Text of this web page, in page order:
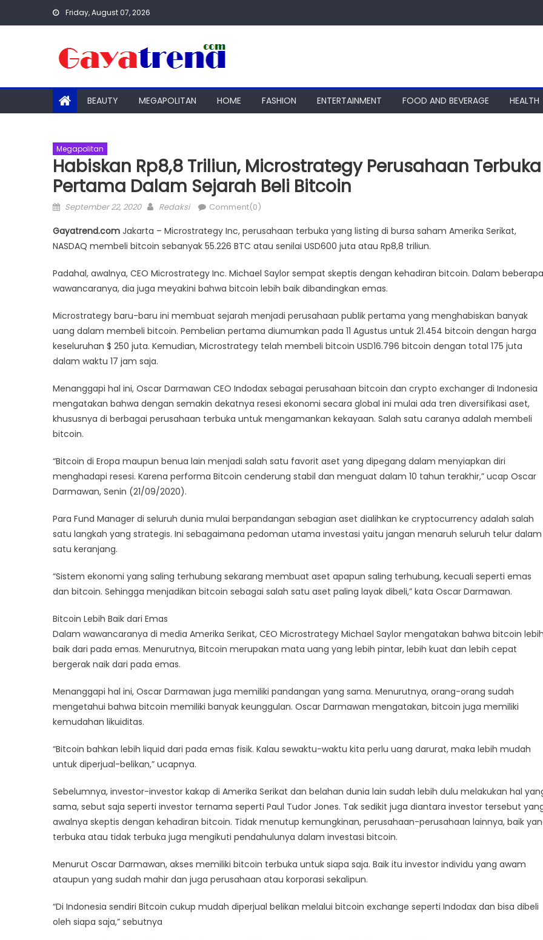
Friday, August 07, 2026
BEAUTY MEGAPOLITAN HOME FASHION ENTERTAINMENT FOOD AND BEVERAGE HEALTH
Megapolitan
Habiskan Rp8,8 Triliun, Microstrategy Perusahaan Terbuka
Pertama Dalam Sejarah Beli Bitcoin
Posted
September 22, 2020 Author
Redaksi Comment(0)
Gayatrend.com Jakarta – Microstrategy Inc, perusahaan terbuka yang listing di bursa saham Amerika Serikat,
NASDAQ membeli bitcoin sebanyak 55.226 BTC atau senilai USD600 juta atau Rp8,8 triliun.
Padahal, awalnya, CEO Microstrategy Inc. Michael Saylor sempat skeptis dengan kehadiran bitcoin. Dalam beberapa
wawancaranya, dia juga meyakini bahwa bitcoin lebih baik dibandingkan emas.
Microstrategy baru-baru ini membuat sejarah menjadi perusahaan publik pertama yang menghabiskan banyak
uang dalam membeli bitcoin. Pembelian pertama diumumkan pada 11 Agustus untuk 21.454 bitcoin dengan harga
keseluruhan $ 250 juta. Kemudian, Microstrategy telah membeli bitcoin USD16.796 bitcoin dengan total 175 juta
dalam waktu 17 jam saja.
Menanggapi hal ini, Oscar Darmawan CEO Indodax sebagai perusahaan bitcoin dan crypto exchanger di Indonesia
mengatakan bahwa dengan semakin dekatnya resesi ekonomi secara global ini mulai ada tren diversifikasi aset,
khususnya di berbagai perusahaan terbuka untuk mengamankan kekayaan. Salah satu caranya adalah membeli
bitcoin.
“Bitcoin di Eropa maupun benua lain menjadi salah satu favorit aset yang dipegang dalam menyiapkan diri
menghadapi resesi. Karena performa Bitcoin cenderung stabil dan menguat dalam 10 tahun terakhir,” ucap Oscar
Darmawan, Senin (21/09/2020).
Para Fund Manager di seluruh dunia mulai berpandangan sebagian aset dialihkan ke cryptocurrency adalah salah
satu langkah yang strategis. Ini sebagaimana pedoman utama investasi yaitu jangan menaruh seluruh telur dalam
satu keranjang.
“Sistem ekonomi yang saling terhubung sekarang membuat aset apapun saling terhubung, kecuali seperti emas
dan bitcoin. Sehingga menjadikan bitcoin sebagai salah satu aset paling layak dibeli,” kata Oscar Darmawan.
Bitcoin Lebih Baik dari Emas
Dalam wawancaranya di media Amerika Serikat, CEO Microstrategy Michael Saylor mengatakan bahwa bitcoin
baik dari pada emas. Menurutnya, Bitcoin merupakan mata uang yang lebih pintar, lebih kuat dan lebih cepat
bergerak naik dari pada emas.
Menanggapi hal ini, Oscar Darmawan juga memiliki pandangan yang sama. Menurutnya, orang-orang sudah
mengetahui bahwa bitcoin memiliki banyak keunggulan. Oscar Darmawan mengatakan, bitcoin juga memiliki
kemudahan likuiditas.
“Bitcoin bahkan lebih liquid dari pada emas fisik. Kalau sewaktu-waktu kita perlu uang darurat, maka lebih mudah
untuk diperjual-belikan,” ucapnya.
Sebelumnya, investor-investor kakap di Amerika Serikat dan belahan dunia lain sudah lebih dulu melakukan hal
sama, sebut saja seperti investor ternama seperti Paul Tudor Jones. Tak sedikit juga diantara investor tersebut
awalnya skeptis dengan kehadiran bitcoin. Tidak menutup kemungkinan, perusahaan-perusahaan lainnya, baik
terbuka atau tidak terbuka juga mengikuti pendahulunya dalam investasi bitcoin.
Menurut Oscar Darmawan, akses memiliki bitcoin terbuka untuk siapa saja. Baik itu investor individu yang awam
ataupun yang sudah mahir dan juga perusahaan atau korporasi sekalipun.
“Di Indonesia sendiri Bitcoin cukup mudah diperjual belikan melalui bitcoin exchange seperti Indodax dan bisa dibeli
oleh siapa saja,” sebutnya